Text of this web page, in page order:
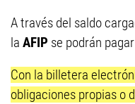
A través del saldo
la AFIP se podrán
Con la billetera
obligaciones propias o